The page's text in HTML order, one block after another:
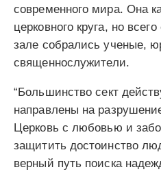
современного мира. Она
церковного круга, но
зале собрались ученые,
священнослужители.
“Большинство сект
направлены на
Церковь с любовью и
защитить достоинство
верный путь поиска